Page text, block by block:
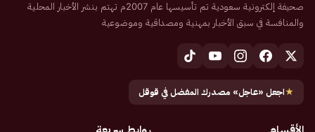
صحيفة إلكترونية سعودية تم تأسيسها عام 2007م تهتم بنشر الأخبار المحلية
والمنافسة في سبق الأخبار بمهنية ومصداقية وموضوعية
★اجعل «عاجل» مصدرك المفضل في قوقل